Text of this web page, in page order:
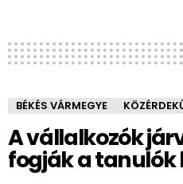
BÉKÉS VÁRMEGYE
A vállalkozók
fogják a tanulók